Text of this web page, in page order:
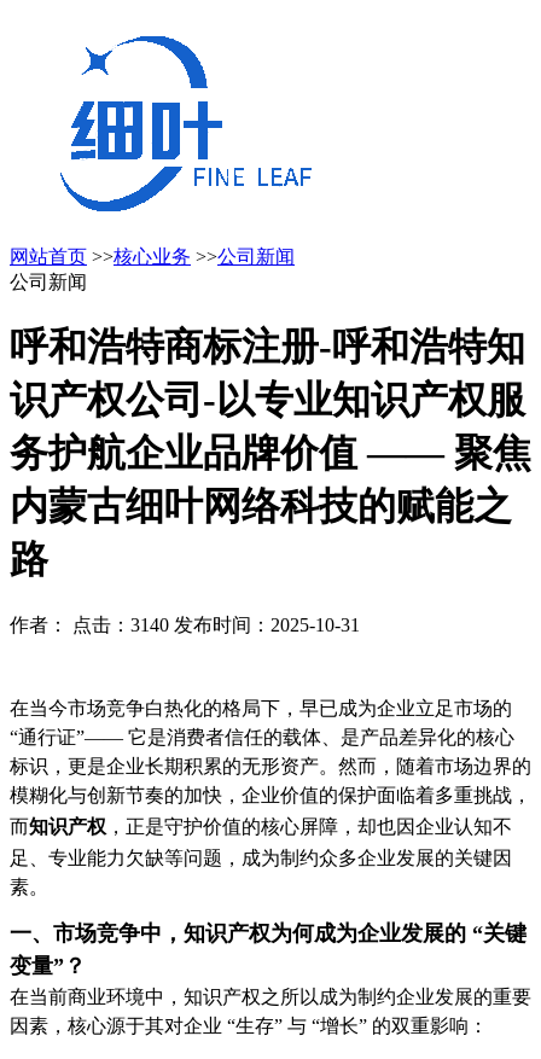
网站首页 >>核心业务 >>公司新闻
公司新闻
呼和浩特商标注册-呼和浩特知
识产权公司-以专业知识产权服
务护航企业品牌价值 —— 聚焦
内蒙古细叶网络科技的赋能之
路
作者： 点击：3140 发布时间：2025-10-31
在当今市场竞争白热化的格局下，早已成为企业立足市场的
“通行证”—— 它是消费者信任的载体、是产品差异化的核心
标识，更是企业长期积累的无形资产。然而，随着市场边界的
模糊化与创新节奏的加快，企业价值的保护面临着多重挑战，
而知识产权 ，正是守护价值的核心屏障，却也因企业认知不
足、专业能力欠缺等问题，成为制约众多企业发展的关键因
素。
一、市场竞争中，知识产权为何成为企业发展的 “关键
变量”？
在当前商业环境中，知识产权之所以成为制约企业发展的重要
因素，核心源于其对企业 “生存” 与 “增长” 的双重影响：